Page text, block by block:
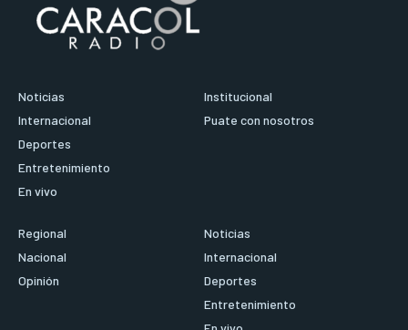
Noticias
Internacional
Deportes
Entretenimiento
En vivo
Institucional
Puate con nosotros
Regional
Nacional
Opinión
Noticias
Internacional
Deportes
Entretenimiento